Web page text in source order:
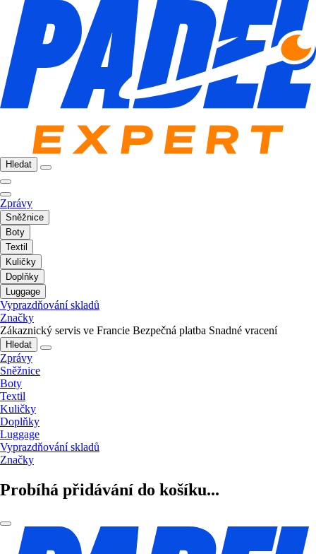
Hledat
Zprávy
Sněžnice
Boty
Textil
Kuličky
Doplňky
Luggage
Vyprazdňování skladů
Značky
Zákaznický servis ve Francie Bezpečná platba Snadné vracení
Hledat
Zprávy
Sněžnice
Boty
Textil
Kuličky
Doplňky
Luggage
Vyprazdňování skladů
Značky
Probíhá přidávání do košíku...